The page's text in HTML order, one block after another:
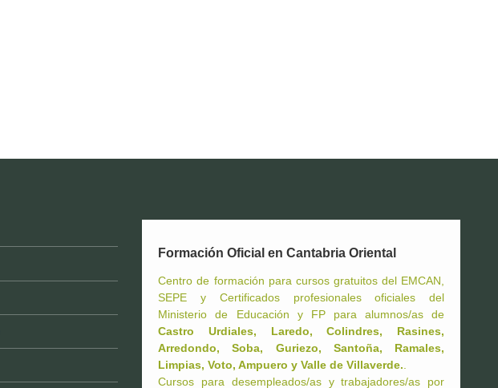
Formación Oficial en Cantabria Oriental
Centro de formación para cursos gratuitos del EMCAN,
SEPE y Certificados profesionales oficiales del
Ministerio de Educación y FP para alumnos/as de
Castro Urdiales, Laredo, Colindres, Rasines,
Arredondo, Soba, Guriezo, Santoña, Ramales,
Limpias, Voto, Ampuero y Valle de Villaverde..
Cursos para desempleados/as y trabajadores/as por